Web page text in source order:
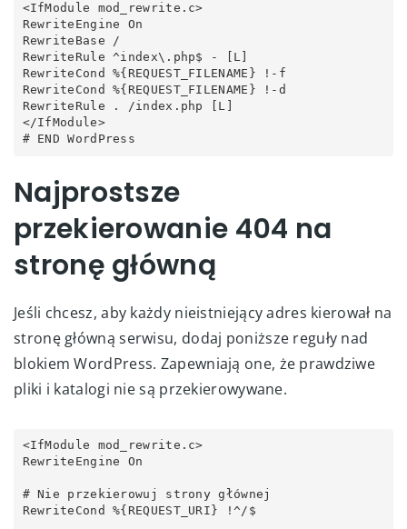
<IfModule mod_rewrite.c>
RewriteEngine On
RewriteBase /
RewriteRule ^index\.php$ - [L]
RewriteCond %{REQUEST_FILENAME} !-f
RewriteCond %{REQUEST_FILENAME} !-d
RewriteRule . /index.php [L]
</IfModule>
Najprostsze
przekierowanie 404 na
stronę główną
Jeśli chcesz, aby każdy nieistniejący adres kierował na
stronę główną serwisu, dodaj poniższe reguły nad
blokiem WordPress. Zapewniają one, że prawdziwe
pliki i katalogi nie są przekierowywane.
<IfModule mod_rewrite.c>
RewriteEngine On
# Nie przekierowuj strony głównej
RewriteCond %{REQUEST_URI} !^/$